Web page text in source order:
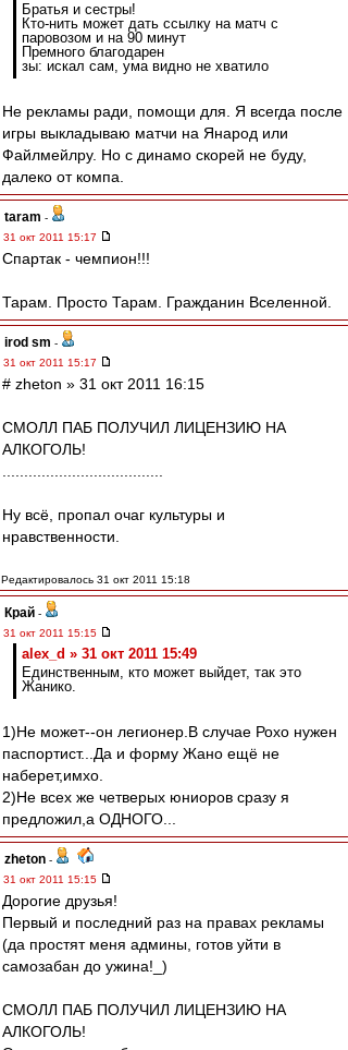
Братья и сестры!
Кто-нить может дать ссылку на матч с
паровозом и на 90 минут
Премного благодарен
зы: искал сам, ума видно не хватило
Не рекламы ради, помощи для. Я всегда после
игры выкладываю матчи на Янарод или
Файлмейлру. Но с динамо скорей не буду,
далеко от компа.
taram -
31 окт 2011 15:17
Спартак - чемпион!!!
Тарам. Просто Тарам. Гражданин Вселенной.
irod sm -
31 окт 2011 15:17
# zheton » 31 окт 2011 16:15
СМОЛЛ ПАБ ПОЛУЧИЛ ЛИЦЕНЗИЮ НА
АЛКОГОЛЬ!
Ну всё, пропал очаг культуры и
нравственности.
Редактировалось 31 окт 2011 15:18
Край -
31 окт 2011 15:15
alex_d » 31 окт 2011 15:49
Единственным, кто может выйдет, так это
Жанико.
1)Не может--он легионер.В случае Рохо нужен
паспортист...Да и форму Жано ещё не
наберет,имхо.
2)Не всех же четверых юниоров сразу я
предложил,а ОДНОГО...
zheton -
31 окт 2011 15:15
Дорогие друзья!
Первый и последний раз на правах рекламы
(да простят меня админы, готов уйти в
самозабан до ужина!_)
СМОЛЛ ПАБ ПОЛУЧИЛ ЛИЦЕНЗИЮ НА
АЛКОГОЛЬ!